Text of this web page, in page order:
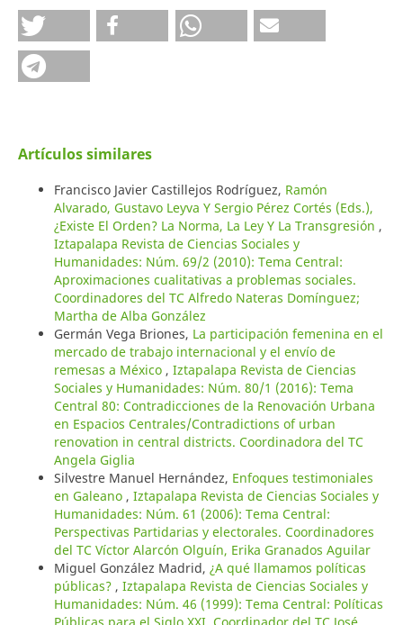
Artículos similares
Francisco Javier Castillejos Rodríguez, Ramón
Alvarado, Gustavo Leyva Y Sergio Pérez Cortés (Eds.),
¿Existe El Orden? La Norma, La Ley Y La Transgresión ,
Iztapalapa Revista de Ciencias Sociales y
Humanidades: Núm. 69/2 (2010): Tema Central:
Aproximaciones cualitativas a problemas sociales.
Coordinadores del TC Alfredo Nateras Domínguez;
Martha de Alba González
Germán Vega Briones, La participación femenina en el
mercado de trabajo internacional y el envío de
remesas a México , Iztapalapa Revista de Ciencias
Sociales y Humanidades: Núm. 80/1 (2016): Tema
Central 80: Contradicciones de la Renovación Urbana
en Espacios Centrales/Contradictions of urban
renovation in central districts. Coordinadora del TC
Angela Giglia
Silvestre Manuel Hernández, Enfoques testimoniales
en Galeano , Iztapalapa Revista de Ciencias Sociales y
Humanidades: Núm. 61 (2006): Tema Central:
Perspectivas Partidarias y electorales. Coordinadores
del TC Víctor Alarcón Olguín, Erika Granados Aguilar
Miguel González Madrid, ¿A qué llamamos políticas
públicas? , Iztapalapa Revista de Ciencias Sociales y
Humanidades: Núm. 46 (1999): Tema Central: Políticas